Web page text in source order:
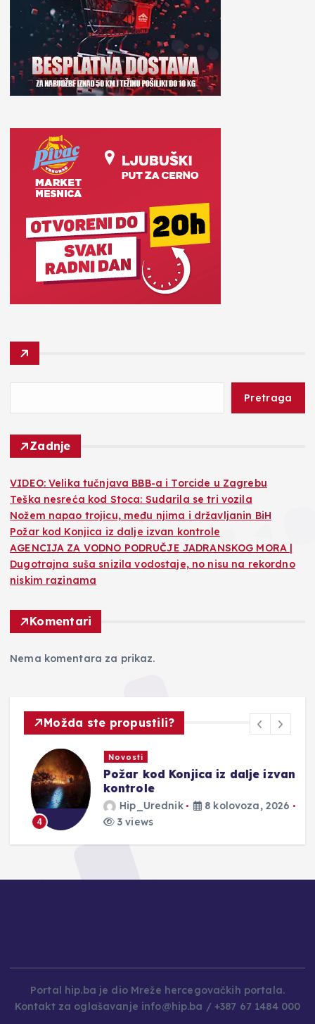
Pretraga
Zadnje
VIDEO: Velika tučnjava BBB-a i Torcide u Zagrebu
Teška nesreća kod Stoca: Sudarila se tri vozila
Nožem napao trojicu, među njima i državljanin BiH
Požar kod Konjica iz dalje izvan kontrole
AGENCIJA ZA VODNO PODRUČJE JADRANSKOG MORA |
Dugotrajna suša snizila vodostaje, no nisu na rekordno
niskim razinama
Komentari
Nema komentara za prikaz.
Možda ste propustili?
4
Novosti
Požar kod Konjica iz dalje izvan
kontrole
Hip_Urednik
8 kolovoza, 2026
3 views
Portal hip.ba je dio Mreže hercegovačkih portala.
Kontakt za oglašavanje info@hip.ba / +387 67 1484 000